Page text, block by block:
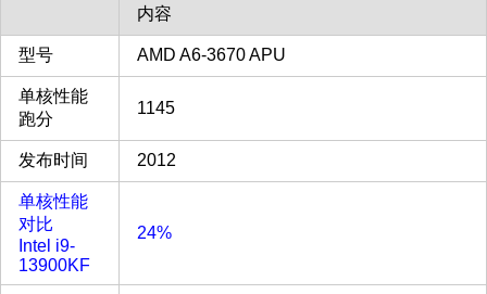
内容
型号 AMD A6-3670 APU
单核性能
跑分
1145
发布时间 2012
单核性能
对比
Intel i9-
13900KF
24%